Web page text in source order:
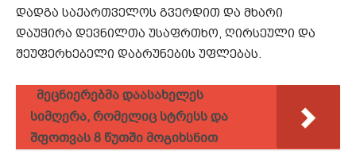
დადგა საქართველოს გვერდით და მხარი
დაუჭირა დევნილთა უსაფრთხო, ღირსეული და
შეუფერხებელი დაბრუნების უფლებას.
მეცნიერებმა დაასახელეს
სიმღერა, რომელიც სტრესს და
შფოთვას 8 წუთში მოგიხსნით